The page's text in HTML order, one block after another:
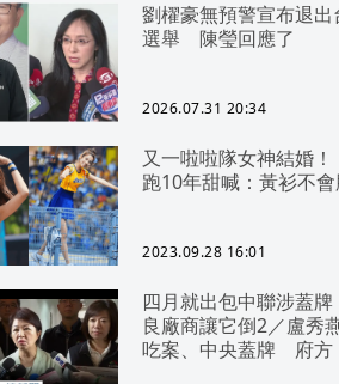
劉櫂豪無預警宣布退出
選舉 陳瑩回應了
2026.07.31 20:34
又一啦啦隊女神結婚
跑10年甜喊：黃衫不會
2023.09.28 16:01
四月就出包中聯涉蓋
良廠商讓它倒2／盧秀
吃案、中央蓋牌 府方